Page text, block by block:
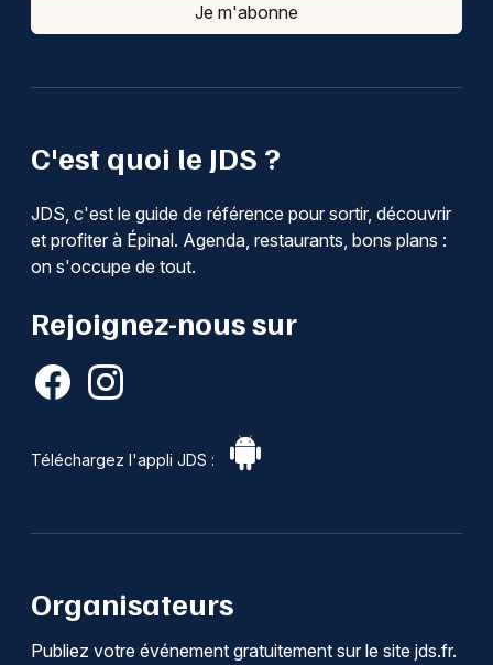
C'est quoi le JDS ?
JDS, c'est le guide de référence pour sortir, découvrir
et profiter à Épinal. Agenda, restaurants, bons plans :
on s'occupe de tout.
Rejoignez-nous sur
Téléchargez l'appli JDS :
Je m'abonne
Organisateurs
Publiez votre événement gratuitement sur le site jds.fr.